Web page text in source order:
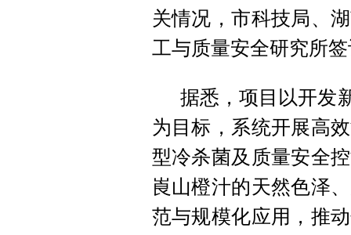
关情况，市科技局、
工与质量安全研究所
据悉，项目以开发
为目标，系统开展高
型冷杀菌及质量安全
崀山橙汁的天然色泽
范与规模化应用，推